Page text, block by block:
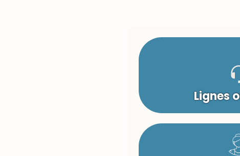
Lignes